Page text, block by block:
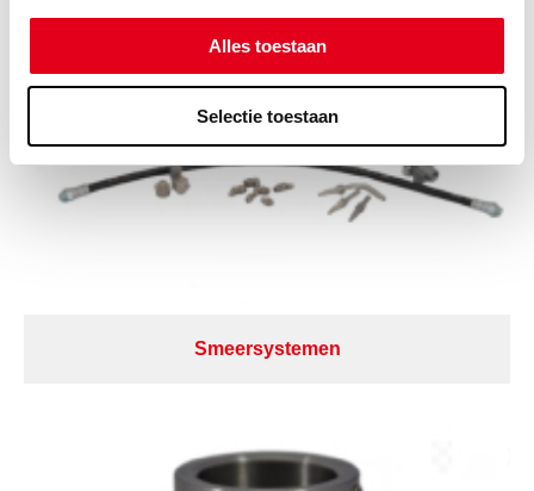
Alles toestaan
Selectie toestaan
Smeersystemen